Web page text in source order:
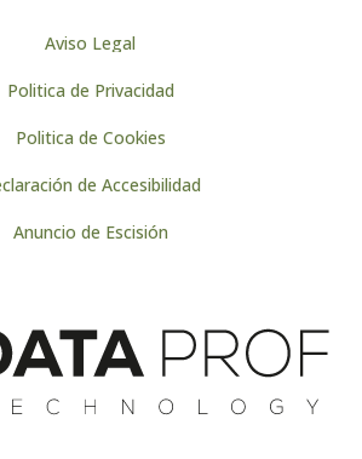
Aviso Legal
Politica de Privacidad
Politica de Cookies
de Accesibilidad
Anuncio de Escisión